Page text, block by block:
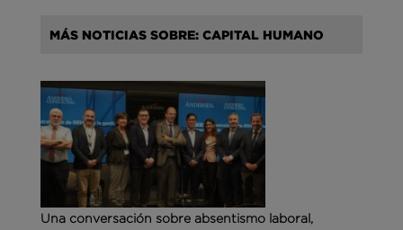
MÁS NOTICIAS SOBRE: CAPITAL HUMANO
Una conversación sobre absentismo laboral,